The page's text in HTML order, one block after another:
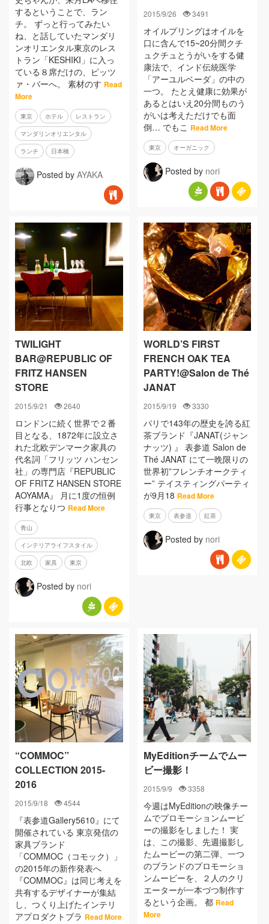
するということで、ラン
チ。 ずっと行ってみたい
ね、と話していたマンダリ
ンオリエンタル東京のレス
トラン「KESHIKI」に入っ
ている８席だけの、ピッツ
ァ・バーへ。 素材のす Read
More
東京 ホテル レストラン
マンダリンオリエンタル
ランチ 日本橋
Posted by AYAKA
2015/9/26 3491
オイルプリングはオイルを
口に含んで15~20分間クチ
ュクチュとうがいをする健
康法で、インド伝統医学
「アーユルベーダ」の中の
一つ。 たとえ健康に効果が
あるとはいえ20分間ものう
がいは考えただけでも面
倒… でもこ Read More
東京 オーガニック
Posted by nori
TWILIGHT
BAR@REPUBLIC OF
FRITZ HANSEN
STORE
2015/9/21 2640
ロンドンに続く世界で２番
目となる、1872年に設立さ
れた北欧デンマーク家具の
代名詞「フリッツ ハンセン
社」の専門店『REPUBLIC
OF FRITZ HANSEN STORE
AOYAMA』 月に1度の恒例
行事となりつ Read More
青山
インテリアライフスタイル
北欧 家具 東京
Posted by nori
WORLD’S FIRST
FRENCH OAK TEA
PARTY!@Salon de Thé
JANAT
2015/9/19 3330
パリで143年の歴史を誇る紅
茶ブランド『JANAT(ジャン
ナッツ) 』 表参道 Salon de
Thé JANAT にて一晩限りの
世界初”フレンチオークティ
ー” テイスティングパーティ
が9月18 Read More
東京 表参道 紅茶
Posted by nori
“COMMOC”
COLLECTION 2015-
2016
2015/9/18 4544
『表参道Gallery5610』にて
開催されている 東京発信の
家具ブランド
「COMMOC（コモック）」
の2015年の新作発表へ
『COMMOC』は同じ考えを
共有するデザイナーが集結
し、つくり上げたインテリ
アプロダクトブラ Read More
MyEditionチームでムー
ビー撮影！
2015/9/9 3358
今週はMyEditionの映像チー
ムでプロモーションムービ
ーの撮影をしました！ 実
は、この撮影、先週撮影し
たムービーの第二弾、一つ
のブランドのプロモーショ
ンムービーを、２人のクリ
エーターが一本づつ制作す
るという企画。 都 Read
More